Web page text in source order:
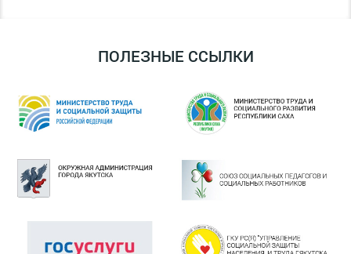
ПОЛЕЗНЫЕ ССЫЛКИ